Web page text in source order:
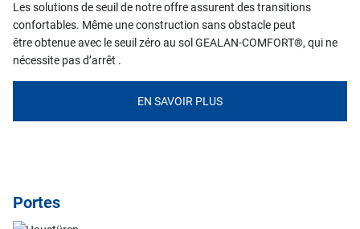
Les solutions de seuil de notre offre assurent des transitions
confortables. Même une construction sans obstacle peut
être obtenue avec le seuil zéro au sol GEALAN-COMFORT®, qui ne
nécessite pas d’arrêt .
EN SAVOIR PLUS
Portes